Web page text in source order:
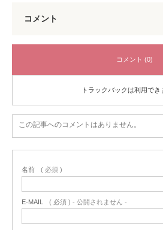
コメント
コメント (0)
トラックバックは利用でき
この記事へのコメントはありません。
名前 ( 必須 )
E-MAIL ( 必須 ) - 公開されません -